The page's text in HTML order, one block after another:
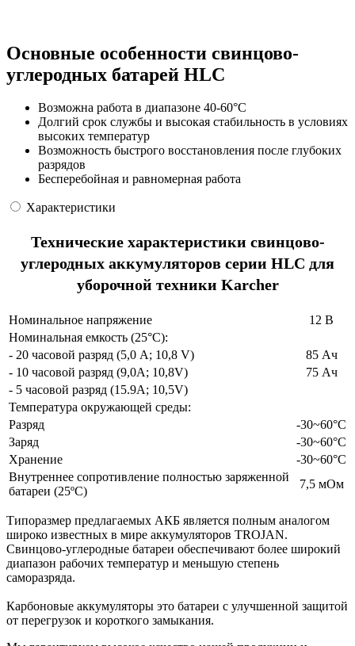
Основные особенности свинцово-
углеродных батарей HLC
Возможна работа в диапазоне 40-60°С
Долгий срок службы и высокая стабильность в условиях
высоких температур
Возможность быстрого восстановления после глубоких
разрядов
Бесперебойная и равномерная работа
Характеристики
Технические характеристики cвинцово-
углеродных аккумуляторов серии HLC для
уборочной техники Karcher
Номинальное напряжение
12 В
Номинальная емкость (25°С):
- 20 часовой разряд (5,0 А; 10,8 V)
85 Ач
- 10 часовой разряд (9,0А; 10,8V)
75 Ач
- 5 часовой разряд (15.9А; 10,5V)
Температура окружающей среды:
Разряд
-30~60°С
Заряд
-30~60°С
Хранение
-30~60°С
Внутреннее сопротивление полностью заряженной
батареи (25ºС)
7,5 мОм
Типоразмер предлагаемых АКБ является полным аналогом
широко известных в мире аккумуляторов TROJAN.
Свинцово-углеродные батареи обеспечивают более широкий
диапазон рабочих температур и меньшую степень
саморазряда.
Карбоновые аккумуляторы это батареи с улучшенной защитой
от перегрузок и короткого замыкания.